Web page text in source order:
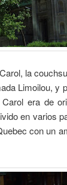
la
Limoilou, y
era de
en varios
con un